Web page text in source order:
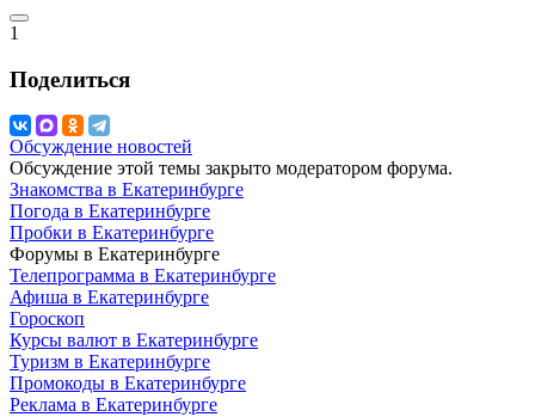
1
Поделиться
Обсуждение новостей
Обсуждение этой темы закрыто модератором форума.
Знакомства в Екатеринбурге
Погода в Екатеринбурге
Пробки в Екатеринбурге
Форумы в Екатеринбурге
Телепрограмма в Екатеринбурге
Афиша в Екатеринбурге
Гороскоп
Курсы валют в Екатеринбурге
Туризм в Екатеринбурге
Промокоды в Екатеринбурге
Реклама в Екатеринбурге